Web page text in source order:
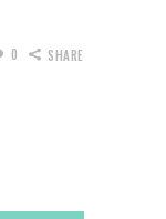
0 SHARE